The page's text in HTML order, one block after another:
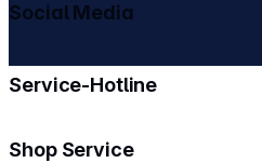
Service-Hotline
Shop Service
Social Media